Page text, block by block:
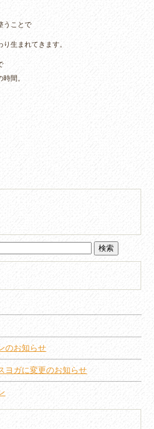
うことで
生まれてきます。
間。
のお知らせ
ヨガに変更のお知らせ